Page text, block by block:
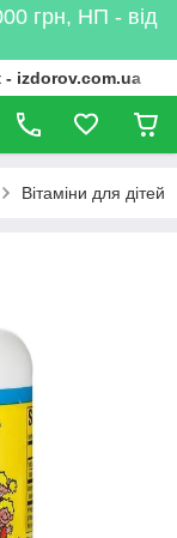
грн, НП - від
- izdorov.com.ua
Вітаміни для дітей